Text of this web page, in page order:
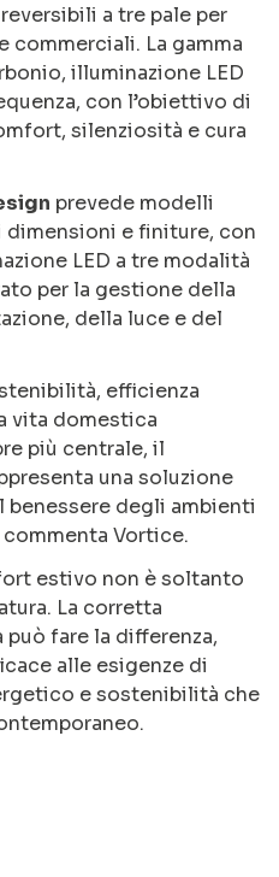
a tre pale per
commerciali. La gamma
illuminazione LED
con l’obiettivo di
silenziosità e cura
prevede modelli
e finiture, con
LED a tre modalità
per la gestione della
della luce e del
efficienza
vita domestica
più centrale, il
una soluzione
degli ambienti
Vortice.
estivo non è soltanto
La corretta
può fare la differenza,
alle esigenze di
e sostenibilità che